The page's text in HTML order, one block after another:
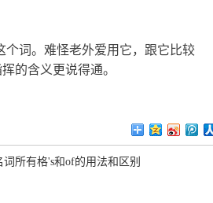
个词。难怪老外爱用它，跟它比较
的含义更说得通。
词所有格's和of的用法和区别